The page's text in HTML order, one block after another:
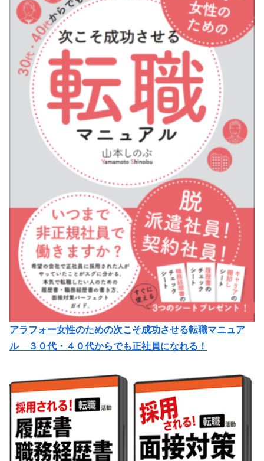
アラフォー女性のための次こそ成功させる転職マニュア
ル ３０代・４０代からでも正社員になれる！